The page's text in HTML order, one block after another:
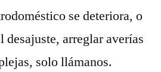
se deteriora, o
desajuste, arreglar averías
solo llámanos.